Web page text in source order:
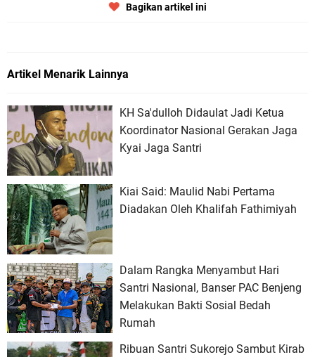
Bagikan artikel ini
Artikel Menarik Lainnya
KH Sa'dulloh Didaulat Jadi Ketua
Koordinator Nasional Gerakan Jaga
Kyai Jaga Santri
Kiai Said: Maulid Nabi Pertama
Diadakan Oleh Khalifah Fathimiyah
Dalam Rangka Menyambut Hari
Santri Nasional, Banser PAC Benjeng
Melakukan Bakti Sosial Bedah
Rumah
Ribuan Santri Sukorejo Sambut Kirab